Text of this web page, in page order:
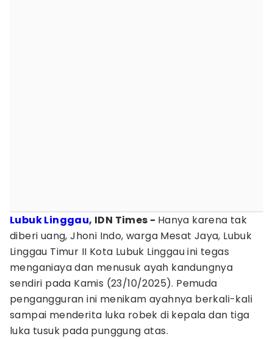
Lubuk Linggau, IDN Times - Hanya karena tak
diberi uang, Jhoni Indo, warga Mesat Jaya, Lubuk
Linggau Timur II Kota Lubuk Linggau ini tegas
menganiaya dan menusuk ayah kandungnya
sendiri pada Kamis (23/10/2025). Pemuda
pengangguran ini menikam ayahnya berkali-kali
sampai menderita luka robek di kepala dan tiga
luka tusuk pada punggung atas.